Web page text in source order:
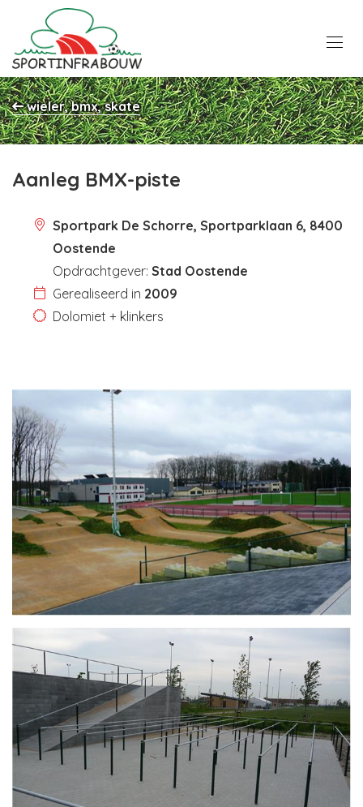
wieler, bmx, skate
Aanleg BMX-piste
Sportpark De Schorre, Sportparklaan 6, 8400
Oostende
Opdrachtgever: Stad Oostende
Gerealiseerd in 2009
Dolomiet + klinkers